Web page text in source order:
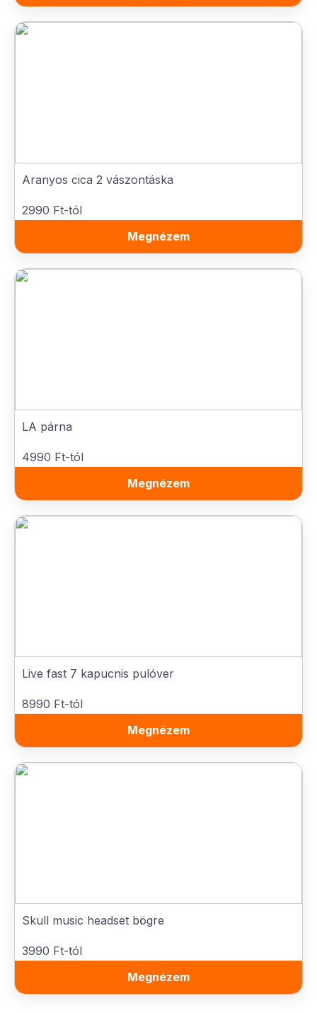
Aranyos cica 2 vászontáska
2990 Ft-tól
Megnézem
LA párna
4990 Ft-tól
Megnézem
Live fast 7 kapucnis pulóver
8990 Ft-tól
Megnézem
Skull music headset bögre
3990 Ft-tól
Megnézem